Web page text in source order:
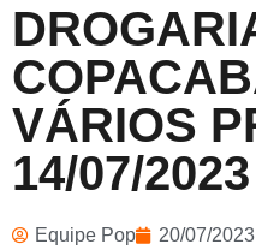
VÁRIOS
14/07/
Equipe Pop 20/07/2023